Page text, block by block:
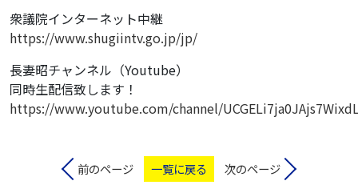
衆議院インターネット中継
https://www.shugiintv.go.jp/jp/
長妻昭チャンネル（Youtube）
同時生配信致します！
https://www.youtube.com/channel/
前のページ 一覧に戻る 次のページ